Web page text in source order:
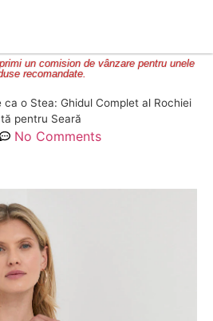
un comision de vânzare pentru unele
recomandate.
ca o Stea: Ghidul Complet al Rochiei
pentru Seară
No Comments